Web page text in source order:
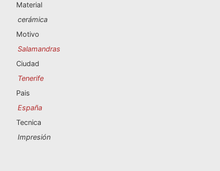
A Coruña
Albacete
Alicante
Almería
Badajoz
Barcelona
Material
cerámica
Motivo
Salamandras
Ciudad
Tenerife
Pais
España
Tecnica
Impresión